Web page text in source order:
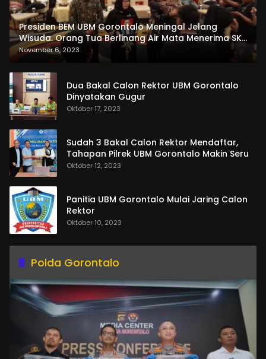
Presiden BEM UBM Gorontalo Meningal Jelang
Wisuda. Orang Tua Berlinang Air Mata Menerima SKL
dan Pemasangan Salempang
November 6, 2023
Dua Bakal Calon Rektor UBM Gorontalo
Dinyatakan Gugur
Oktober 17, 2023
Sudah 3 Bakal Calon Rektor Mendaftar,
Tahapan Pilrek UBM Gorontalo Makin Seru
Oktober 12, 2023
Panitia UBM Gorontalo Mulai Jaring Calon
Rektor
Oktober 10, 2023
Polda Gorontalo